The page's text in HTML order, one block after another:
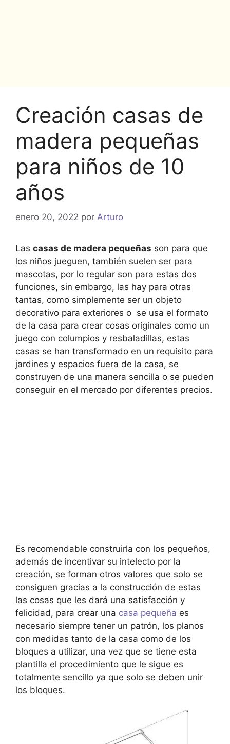
Creación casas de
madera pequeñas
para niños de 10
años
enero 20, 2022 por Arturo
Las casas de madera pequeñas son para que
los niños jueguen, también suelen ser para
mascotas, por lo regular son para estas dos
funciones, sin embargo, las hay para otras
tantas, como simplemente ser un objeto
decorativo para exteriores o se usa el formato
de la casa para crear cosas originales como un
juego con columpios y resbaladillas, estas
casas se han transformado en un requisito para
jardines y espacios fuera de la casa, se
construyen de una manera sencilla o se pueden
conseguir en el mercado por diferentes precios.
Es recomendable construirla con los pequeños,
además de incentivar su intelecto por la
creación, se forman otros valores que solo se
consiguen gracias a la construcción de estas
las cosas que les dará una satisfacción y
felicidad, para crear una casa pequeña es
necesario siempre tener un patrón, los planos
con medidas tanto de la casa como de los
bloques a utilizar, una vez que se tiene esta
plantilla el procedimiento que le sigue es
totalmente sencillo ya que solo se deben unir
los bloques.